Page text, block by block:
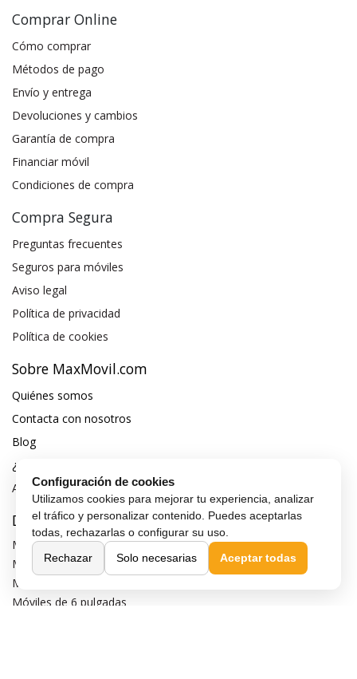
Comprar Online
Cómo comprar
Métodos de pago
Envío y entrega
Devoluciones y cambios
Garantía de compra
Financiar móvil
Condiciones de compra
Compra Segura
Preguntas frecuentes
Seguros para móviles
Aviso legal
Política de privacidad
Política de cookies
Sobre MaxMovil.com
Quiénes somos
Contacta con nosotros
Blog
¿Quieres ser distribuidor?
Afiliación y publicidad
Destacados
Móviles de gama alta
Móviles con buena cámara
Móviles sin marcos
Móviles de 6 pulgadas
Configuración de cookies
Utilizamos cookies para mejorar tu experiencia, analizar
el tráfico y personalizar contenido. Puedes aceptarlas
todas, rechazarlas o configurar su uso.
Rechazar
Solo necesarias Aceptar todas